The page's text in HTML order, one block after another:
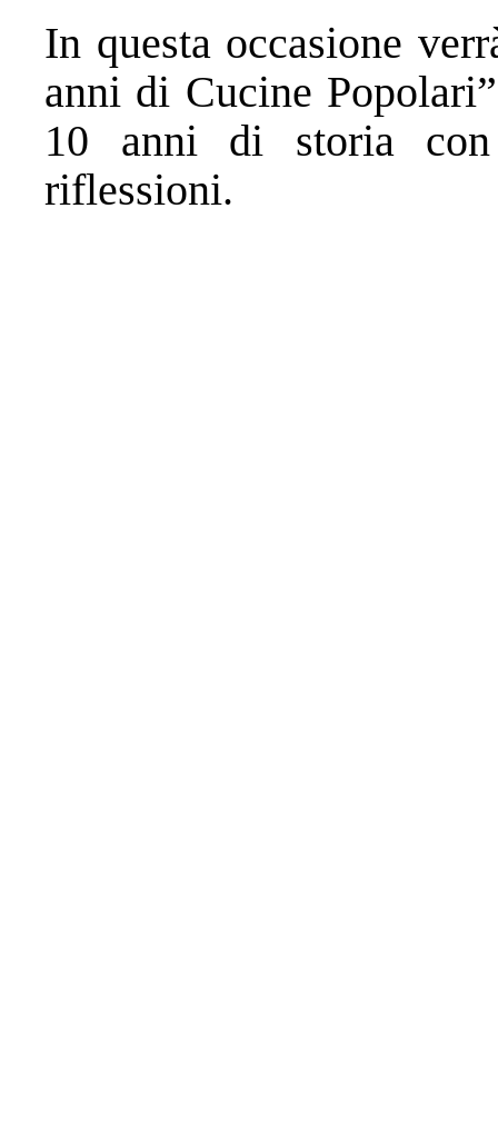
In questa occasione
anni di Cucine
10 anni di storia
riflessioni.